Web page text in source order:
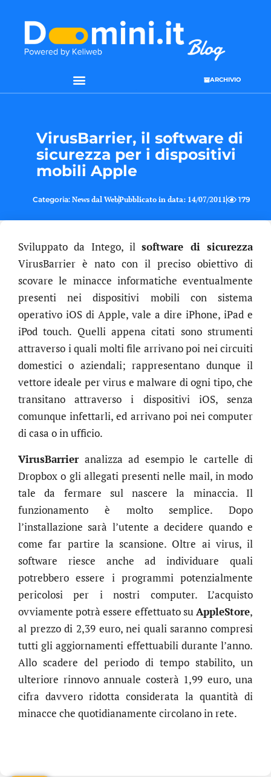
ARCHIVIO
VirusBarrier, il software di
sicurezza per i dispositivi
mobili Apple
Categoria: News dal WebPubblicato in data: 14/07/2011 179
Sviluppato da Intego, ilsoftware di sicurezza
VirusBarrier è nato con il preciso obiettivo di
scovare le minacce informatiche eventualmente
presenti nei dispositivi mobili con sistema
operativo iOS di Apple, vale a dire iPhone, iPad e
iPod touch. Quelli appena citati sono strumenti
attraverso i quali molti file arrivano poi nei circuiti
domestici o aziendali; rappresentano dunque il
vettore ideale per virus e malware di ogni tipo, che
transitano attraverso i dispositivi iOS, senza
comunque infettarli, ed arrivano poi nei computer
di casa o in ufficio.
VirusBarrieranalizza ad esempio le cartelle di
Dropbox o gli allegati presenti nelle mail, in modo
tale da fermare sul nascere la minaccia. Il
funzionamento è molto semplice. Dopo
l’installazione sarà l’utente a decidere quando e
come far partire la scansione. Oltre ai virus, il
software riesce anche ad individuare quali
potrebbero essere i programmi potenzialmente
pericolosi per i nostri computer. L’acquisto
ovviamente potrà essere effettuato suAppleStore,
al prezzo di 2,39 euro, nei quali saranno compresi
tutti gli aggiornamenti effettuabili durante l’anno.
Allo scadere del periodo di tempo stabilito, un
ulteriore rinnovo annuale costerà 1,99 euro, una
cifra davvero ridotta considerata la quantità di
minacce che quotidianamente circolano in rete.
.online